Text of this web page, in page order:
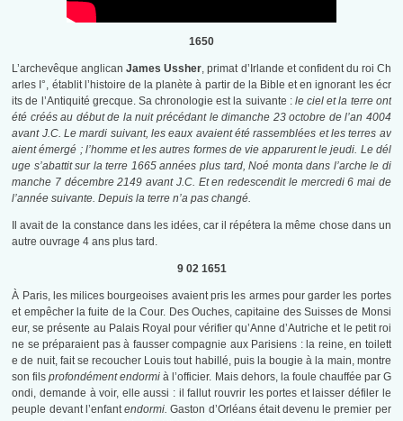
1650
L’archevêque anglicanJames Ussher, primat d’Irlande et confident du roi Ch
arles I°, établit l’histoire de la planète à partir de la Bible et en ignorant les écr
its de l’Antiquité grecque. Sa chronologie est la suivante : le ciel et la terre ont
été créés au début de la nuit précédant le dimanche 23 octobre de l’an 4004
avant J.C. Le mardi suivant, les eaux avaient été rassemblées et les terres av
aient émergé ; l’homme et les autres formes de vie apparurent le jeudi. Le dél
uge s’abattit sur la terre 1665 années plus tard, Noé monta dans l’arche le di
manche 7 décembre 2149 avant J.C. Et en redescendit le mercredi 6 mai de
l’année suivante. Depuis la terre n’a pas changé.
Il avait de la constance dans les idées, car il répétera la même chose dans un
autre ouvrage 4 ans plus tard.
9 02 1651
À Paris, les milices bourgeoises avaient pris les armes pour garder les portes
et empêcher la fuite de la Cour. Des Ouches, capitaine des Suisses de Monsi
eur, se présente au Palais Royal pour vérifier qu’Anne d’Autriche et le petit roi
ne se préparaient pas à fausser compagnie aux Parisiens : la reine, en toilett
e de nuit, fait se recoucher Louis tout habillé, puis la bougie à la main, montre
son filsprofondément endormià l’officier. Mais dehors, la foule chauffée par G
ondi, demande à voir, elle aussi : il fallut rouvrir les portes et laisser défiler le
peuple devant l’enfantendormi. Gaston d’Orléans était devenu le premier per